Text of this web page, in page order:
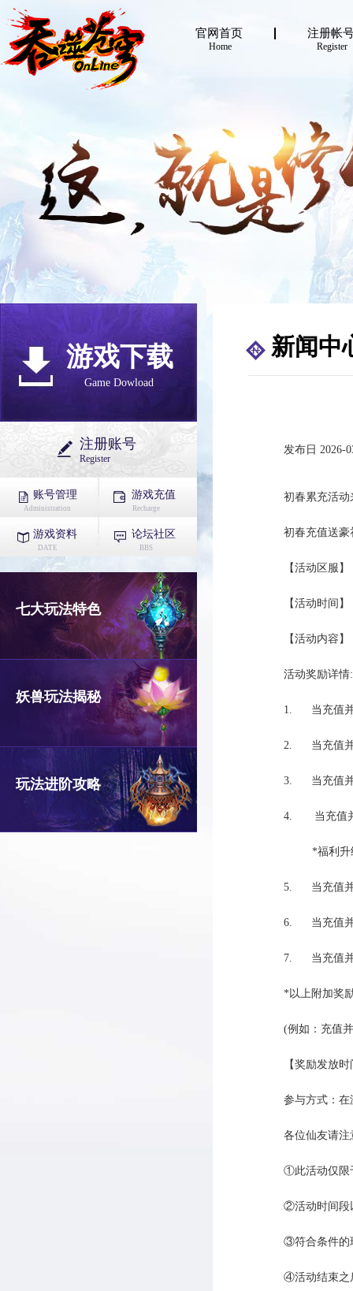
官网首页
Home
注册帐
Register
游戏下载
Game Dowload
注册账号
Register
账号管理
Administration
游戏充值
Recharge
游戏资料
DATE
论坛社区
BBS
七大玩法特色
妖兽玩法揭秘
玩法进阶攻略
新闻中
发布日 2026-
初春累充活
初春充值送豪
【活动区服
【活动时间
【活动内容
活动奖励详情:
1. 当充值并
2. 当充值并
3. 当充值并
4. 当充值并
*福利升级
5. 当充值并
6. 当充值并
7. 当充值并
*以上附加奖
(例如：充值
【奖励发放
参与方式：
各位仙友请注
①此活动仅限
②活动时间段
③符合条件的
④活动结束之